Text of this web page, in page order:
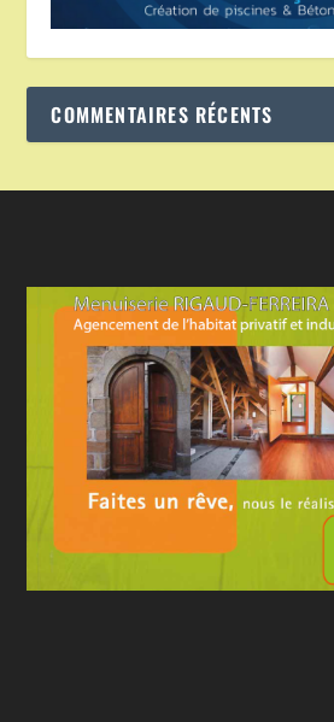
COMMENTAIRES RÉCENTS